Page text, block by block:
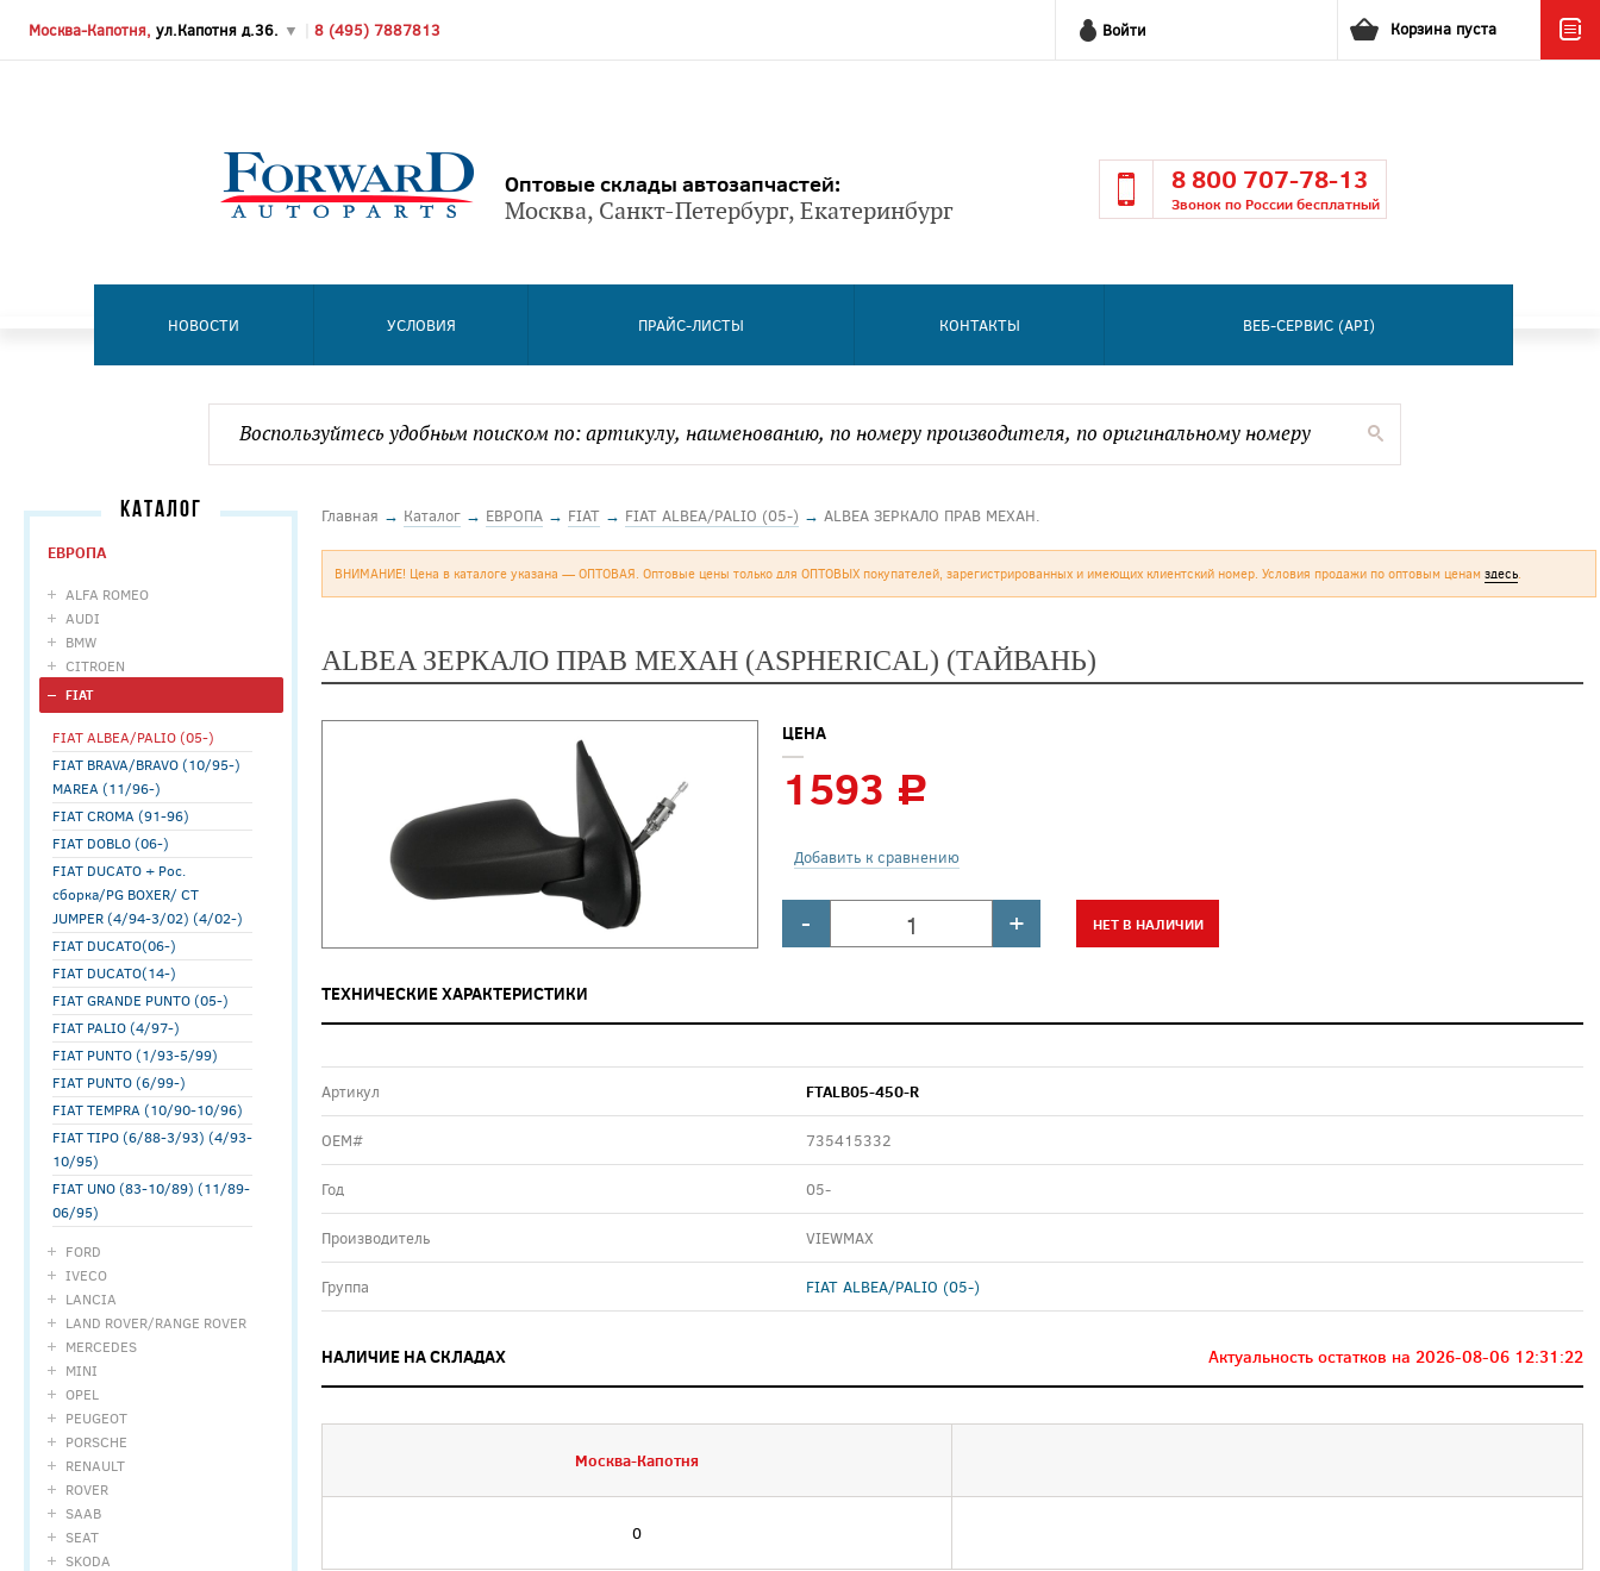
Москва-Капотня, ул.Капотня д.36. ▼ 8 (495) 7887813 Войти Корзина пуста
Оптовые склады автозапчастей:
Москва, Санкт-Петербург, Екатеринбург
8 800 707-78-13
Звонок по России бесплатный
НОВОСТИ УСЛОВИЯ ПРАЙС-ЛИСТЫ КОНТАКТЫ ВЕБ-СЕРВИС (API)
КАТАЛОГ
ЕВРОПА
ALFA ROMEO
AUDI
BMW
CITROEN
FIAT
FIAT ALBEA/PALIO (05-)
FIAT BRAVA/BRAVO (10/95-)
MAREA (11/96-)
FIAT CROMA (91-96)
FIAT DOBLO (06-)
FIAT DUCATO + Рос.
сборка/PG BOXER/ CT
JUMPER (4/94-3/02) (4/02-)
FIAT DUCATO(06-)
FIAT DUCATO(14-)
FIAT GRANDE PUNTO (05-)
FIAT PALIO (4/97-)
FIAT PUNTO (1/93-5/99)
FIAT PUNTO (6/99-)
FIAT TEMPRA (10/90-10/96)
FIAT TIPO (6/88-3/93) (4/93-
10/95)
FIAT UNO (83-10/89) (11/89-
06/95)
FORD
IVECO
LANCIA
LAND ROVER/RANGE ROVER
MERCEDES
MINI
OPEL
PEUGEOT
PORSCHE
RENAULT
ROVER
SAAB
SEAT
SKODA
Главная → Каталог → ЕВРОПА → FIAT → FIAT ALBEA/PALIO (05-) → ALBEA ЗЕРКАЛО ПРАВ МЕХАН.
ВНИМАНИЕ! Цена в каталоге указана — ОПТОВАЯ. Оптовые цены только для ОПТОВЫХ покупателей, зарегистрированных и имеющих клиентский номер. Условия продажи по оптовым ценам здесь.
ALBEA ЗЕРКАЛО ПРАВ МЕХАН (ASPHERICAL) (ТАЙВАНЬ)
ЦЕНА
1593 c
Добавить к сравнению
- + НЕТ В НАЛИЧИИ
ТЕХНИЧЕСКИЕ ХАРАКТЕРИСТИКИ
Артикул FTALB05-450-R
ОЕМ# 735415332
Год 05-
Производитель VIEWMAX
Группа FIAT ALBEA/PALIO (05-)
НАЛИЧИЕ НА СКЛАДАХ Актуальность остатков на 2026-08-06 12:31:22
Москва-Капотня
0